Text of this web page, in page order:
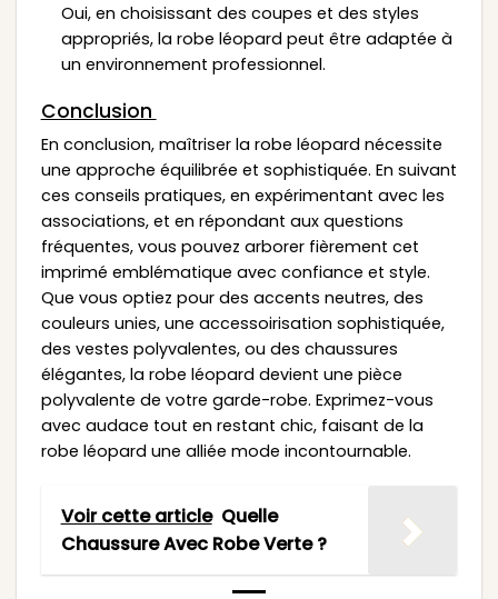
Oui, en choisissant des coupes et des styles
appropriés, la robe léopard peut être adaptée à
un environnement professionnel.
Conclusion
En conclusion, maîtriser la robe léopard nécessite
une approche équilibrée et sophistiquée. En suivant
ces conseils pratiques, en expérimentant avec les
associations, et en répondant aux questions
fréquentes, vous pouvez arborer fièrement cet
imprimé emblématique avec confiance et style.
Que vous optiez pour des accents neutres, des
couleurs unies, une accessoirisation sophistiquée,
des vestes polyvalentes, ou des chaussures
élégantes, la robe léopard devient une pièce
polyvalente de votre garde-robe. Exprimez-vous
avec audace tout en restant chic, faisant de la
robe léopard une alliée mode incontournable.
Voir cette article Quelle
Chaussure Avec Robe Verte ?